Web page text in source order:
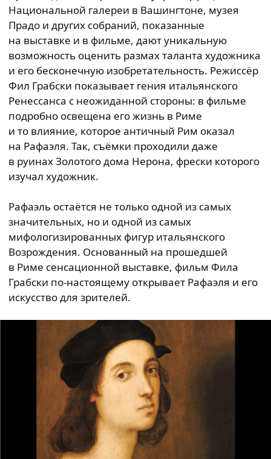
Национальной галереи в Вашингтоне, музея
Прадо и других собраний, показанные
на выставке и в фильме, дают уникальную
возможность оценить размах таланта художника
и его бесконечную изобретательность. Режиссёр
Фил Грабски показывает гения итальянского
Ренессанса с неожиданной стороны: в фильме
подробно освещена его жизнь в Риме
и то влияние, которое античный Рим оказал
на Рафаэля. Так, съёмки проходили даже
в руинах Золотого дома Нерона, фрески которого
изучал художник.
Рафаэль остаётся не только одной из самых
значительных, но и одной из самых
мифологизированных фигур итальянского
Возрождения. Основанный на прошедшей
в Риме сенсационной выставке, фильм Фила
Грабски по-настоящему открывает Рафаэля и его
искусство для зрителей.